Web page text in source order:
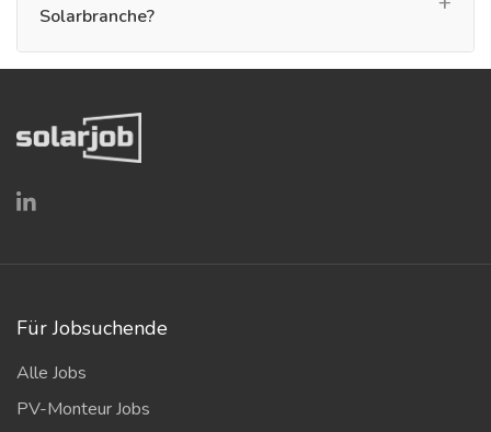
Solarbranche?
Für Jobsuchende
Alle Jobs
PV-Monteur Jobs